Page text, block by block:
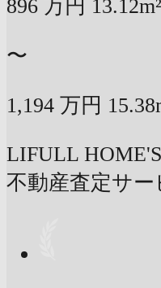
896 万円
〜
1,194 万円
LIFULL
不動産査定サー